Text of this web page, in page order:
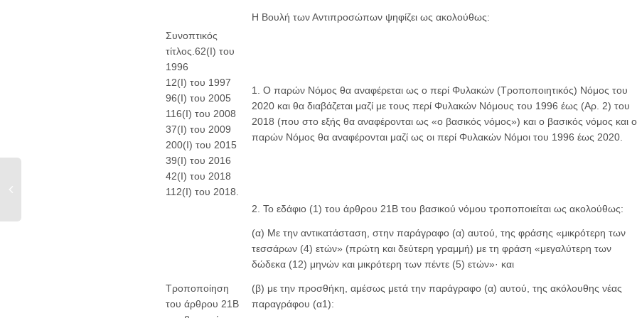
Η Βουλή των Αντιπροσώπων ψηφίζει ως ακολούθως:
Συνοπτικός
τίτλος.62(Ι) του
1996
12(Ι) του 1997
96(Ι) του 2005
116(Ι) του 2008
37(Ι) του 2009
200(Ι) του 2015
39(Ι) του 2016
42(Ι) του 2018
112(Ι) του 2018.
1. Ο παρών Νόμος θα αναφέρεται ως ο περί Φυλακών (Τροποποιητικός) Νόμος του
2020 και θα διαβάζεται μαζί με τους περί Φυλακών Νόμους του 1996 έως (Αρ. 2) του
2018 (που στο εξής θα αναφέρονται ως «ο βασικός νόμος») και ο βασικός νόμος και ο
παρών Νόμος θα αναφέρονται μαζί ως οι περί Φυλακών Νόμοι του 1996 έως 2020.
Τροποποίηση
του άρθρου 21Β
2. Το εδάφιο (1) του άρθρου 21Β του βασικού νόμου τροποποιείται ως ακολούθως:
(α) Με την αντικατάσταση, στην παράγραφο (α) αυτού, της φράσης «μικρότερη των
τεσσάρων (4) ετών» (πρώτη και δεύτερη γραμμή) με τη φράση «μεγαλύτερη των
δώδεκα (12) μηνών και μικρότερη των πέντε (5) ετών»· και
(β) με την προσθήκη, αμέσως μετά την παράγραφο (α) αυτού, της ακόλουθης νέας
παραγράφου (α1):